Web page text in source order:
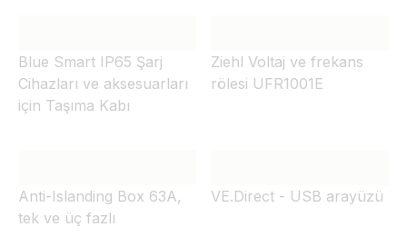
Blue Smart IP65 Şarj
Cihazları ve aksesuarları
için Taşıma Kabı
Ziehl Voltaj ve frekans
rölesi UFR1001E
Anti-Islanding Box 63A,
tek ve üç fazlı
VE.Direct - USB arayüzü